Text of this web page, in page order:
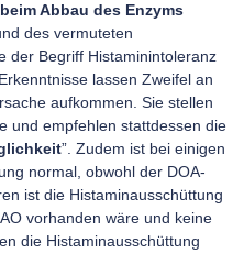
Abbau des Enzyms
des vermuteten
der Begriff Histaminintoleranz
lassen Zweifel an
aufkommen. Sie stellen
und empfehlen stattdessen die
”. Zudem ist bei einigen
normal, obwohl der DOA-
ist die Histaminausschüttung
vorhanden wäre und keine
die Histaminausschüttung